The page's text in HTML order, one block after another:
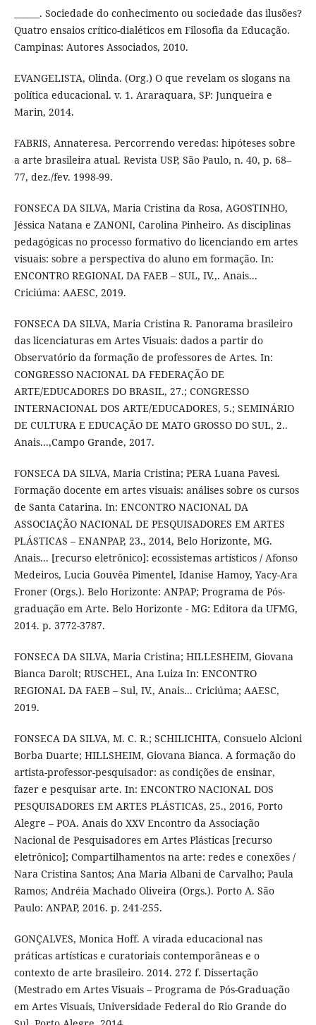
______. Sociedade do conhecimento ou sociedade das ilusões?
Quatro ensaios crítico-dialéticos em Filosofia da Educação.
Campinas: Autores Associados, 2010.
EVANGELISTA, Olinda. (Org.) O que revelam os slogans na
política educacional. v. 1. Araraquara, SP: Junqueira e
Marin, 2014.
FABRIS, Annateresa. Percorrendo veredas: hipóteses sobre
a arte brasileira atual. Revista USP, São Paulo, n. 40, p. 68–
77, dez./fev. 1998-99.
FONSECA DA SILVA, Maria Cristina da Rosa, AGOSTINHO,
Jéssica Natana e ZANONI, Carolina Pinheiro. As disciplinas
pedagógicas no processo formativo do licenciando em artes
visuais: sobre a perspectiva do aluno em formação. In:
ENCONTRO REGIONAL DA FAEB – SUL, IV.,. Anais...
Criciúma: AAESC, 2019.
FONSECA DA SILVA, Maria Cristina R. Panorama brasileiro
das licenciaturas em Artes Visuais: dados a partir do
Observatório da formação de professores de Artes. In:
CONGRESSO NACIONAL DA FEDERAÇÃO DE
ARTE/EDUCADORES DO BRASIL, 27.; CONGRESSO
INTERNACIONAL DOS ARTE/EDUCADORES, 5.; SEMINÁRIO
DE CULTURA E EDUCAÇÃO DE MATO GROSSO DO SUL, 2..
Anais...,Campo Grande, 2017.
FONSECA DA SILVA, Maria Cristina; PERA Luana Pavesi.
Formação docente em artes visuais: análises sobre os cursos
de Santa Catarina. In: ENCONTRO NACIONAL DA
ASSOCIAÇÃO NACIONAL DE PESQUISADORES EM ARTES
PLÁSTICAS – ENANPAP, 23., 2014, Belo Horizonte, MG.
Anais... [recurso eletrônico]: ecossistemas artísticos / Afonso
Medeiros, Lucia Gouvêa Pimentel, Idanise Hamoy, Yacy-Ara
Froner (Orgs.). Belo Horizonte: ANPAP; Programa de Pós-
graduação em Arte. Belo Horizonte - MG: Editora da UFMG,
2014. p. 3772-3787.
FONSECA DA SILVA, Maria Cristina; HILLESHEIM, Giovana
Bianca Darolt; RUSCHEL, Ana Luiza In: ENCONTRO
REGIONAL DA FAEB – Sul, IV., Anais... Criciúma; AAESC,
2019.
FONSECA DA SILVA, M. C. R.; SCHILICHITA, Consuelo Alcioni
Borba Duarte; HILLSHEIM, Giovana Bianca. A formação do
artista-professor-pesquisador: as condições de ensinar,
fazer e pesquisar arte. In: ENCONTRO NACIONAL DOS
PESQUISADORES EM ARTES PLÁSTICAS, 25., 2016, Porto
Alegre – POA. Anais do XXV Encontro da Associação
Nacional de Pesquisadores em Artes Plásticas [recurso
eletrônico]; Compartilhamentos na arte: redes e conexões /
Nara Cristina Santos; Ana Maria Albani de Carvalho; Paula
Ramos; Andréia Machado Oliveira (Orgs.). Porto A. São
Paulo: ANPAP, 2016. p. 241-255.
GONÇALVES, Monica Hoff. A virada educacional nas
práticas artísticas e curatoriais contemporâneas e o
contexto de arte brasileiro. 2014. 272 f. Dissertação
(Mestrado em Artes Visuais – Programa de Pós-Graduação
em Artes Visuais, Universidade Federal do Rio Grande do